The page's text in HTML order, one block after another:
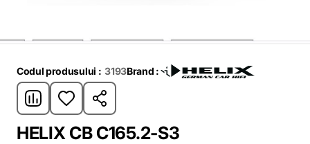
Codul produsului : 3193Brand :
HELIX CB C165.2-S3